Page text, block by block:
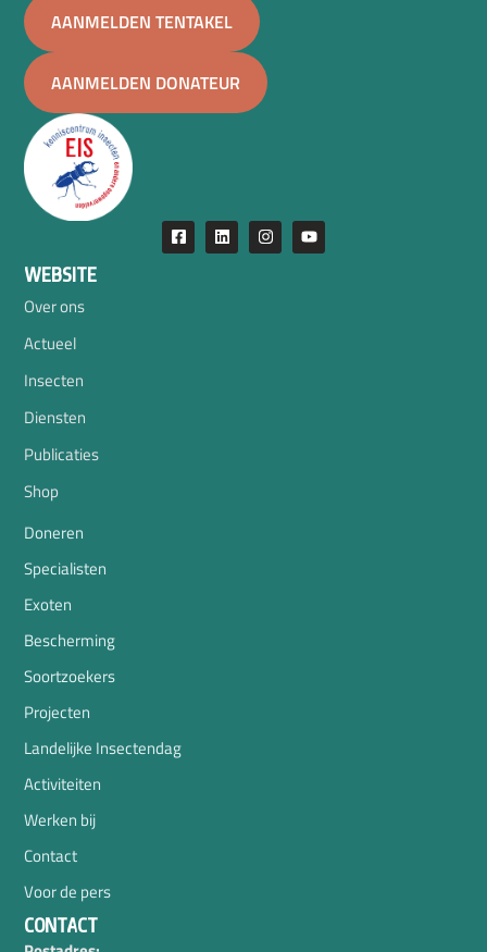
AANMELDEN TENTAKEL
AANMELDEN DONATEUR
WEBSITE
Over ons
Actueel
Insecten
Diensten
Publicaties
Shop
Doneren
Specialisten
Exoten
Bescherming
Soortzoekers
Projecten
Landelijke Insectendag
Activiteiten
Werken bij
Contact
Voor de pers
CONTACT